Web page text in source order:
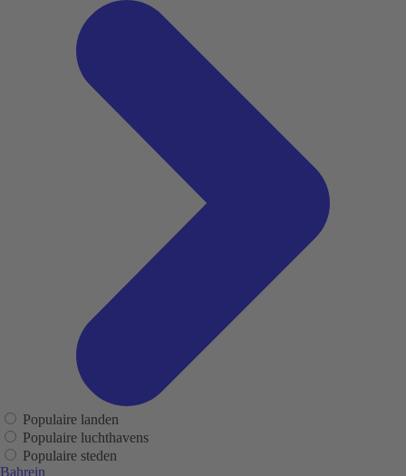
Populaire landen
Populaire luchthavens
Populaire steden
Bahrein